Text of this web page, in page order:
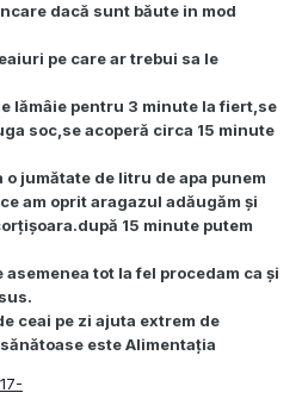
dacă sunt băute in mod
pe care ar trebui sa le
lămâie pentru 3 minute la fiert,se
soc,se acoperă circa 15 minute
jumătate de litru de apa punem
am oprit aragazul adăugăm și
15 minute putem
tot la fel procedam ca și
ceai pe zi ajuta extrem de
este Alimentația